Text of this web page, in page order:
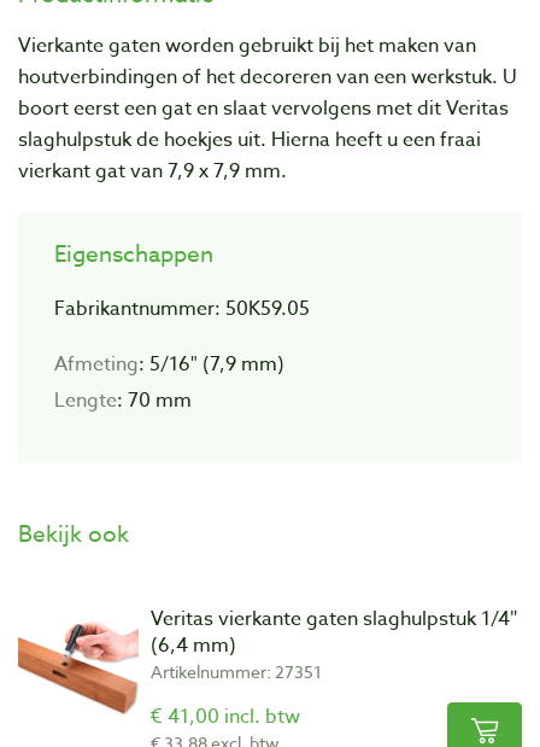
Vierkante gaten worden gebruikt bij het maken van
houtverbindingen of het decoreren van een werkstuk. U
boort eerst een gat en slaat vervolgens met dit Veritas
slaghulpstuk de hoekjes uit. Hierna heeft u een fraai
vierkant gat van 7,9 x 7,9 mm.
Eigenschappen
Fabrikantnummer: 50K59.05
Afmeting: 5/16" (7,9 mm)
Lengte: 70 mm
Bekijk ook
Veritas vierkante gaten slaghulpstuk 1/4″
(6,4 mm)
Artikelnummer: 27351
€ 41,00 incl. btw